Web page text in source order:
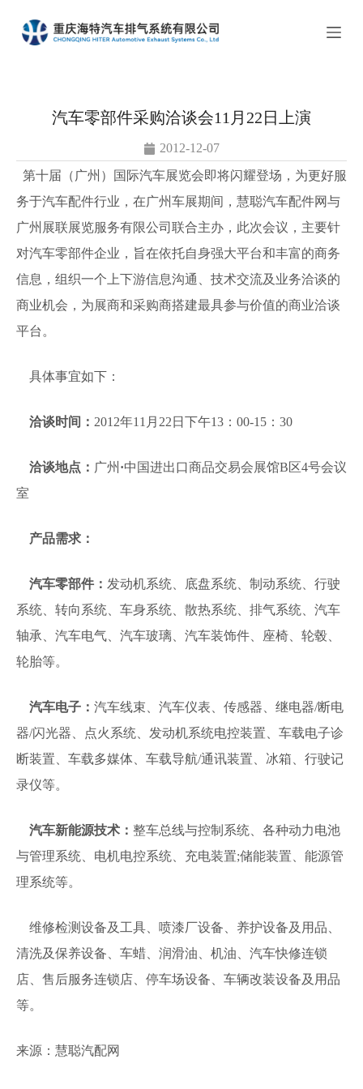
过
汽车零部件采购洽谈会11月22日上演
2012-12-07
第十届（广州）国际汽车展览会即将闪耀登场，为更好服
务于汽车配件行业，在广州车展期间，慧聪汽车配件网与
广州展联展览服务有限公司联合主办，此次会议，主要针
对汽车零部件企业，旨在依托自身强大平台和丰富的商务
信息，组织一个上下游信息沟通、技术交流及业务洽谈的
商业机会，为展商和采购商搭建最具参与价值的商业洽谈
平台。
具体事宜如下：
洽谈时间： 2012年11月22日下午13：00-15：30
洽谈地点： 广州 ·中国进出口商品交易会展馆B区4号会议
室
产品需求：
汽车零部件： 发动机系统、底盘系统、制动系统、行驶
系统、转向系统、车身系统、散热系统、排气系统、汽车
轴承、汽车电气、汽车玻璃、汽车装饰件、座椅、轮毂、
轮胎等。
汽车电子： 汽车线束、汽车仪表、传感器、继电器/断电
器/闪光器、点火系统、发动机系统电控装置、车载电子诊
断装置、车载多媒体、车载导航/通讯装置、冰箱、行驶记
录仪等。
汽车新能源技术： 整车总线与控制系统、各种动力电池
与管理系统、电机电控系统、充电装置;储能装置、能源管
理系统等。
维修检测设备及工具、喷漆厂设备、养护设备及用品、
清洗及保养设备、车蜡、润滑油、机油、汽车快修连锁
店、售后服务连锁店、停车场设备、车辆改装设备及用品
等。
来源：慧聪汽配网